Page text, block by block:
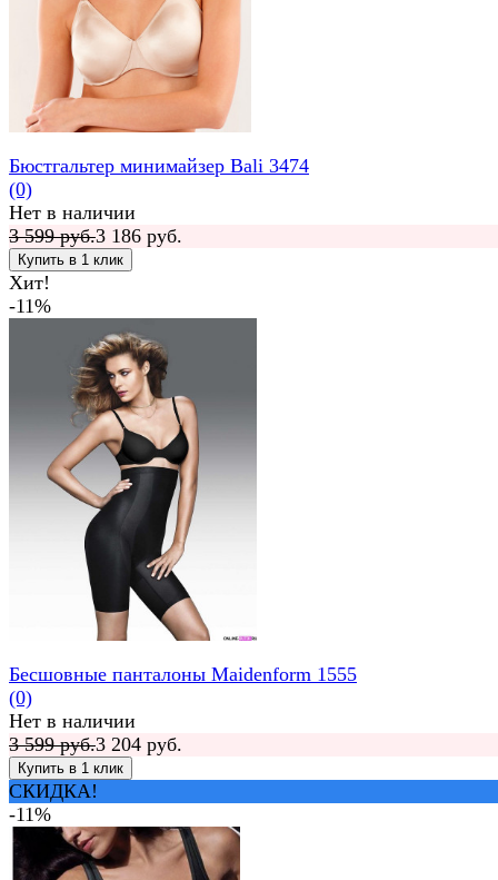
Бюстгальтер минимайзер Bali 3474
(0)
Нет в наличии
3 599 руб.3 186 руб.
Хит!
-11%
Бесшовные панталоны Maidenform 1555
(0)
Нет в наличии
3 599 руб.3 204 руб.
СКИДКА!
-11%